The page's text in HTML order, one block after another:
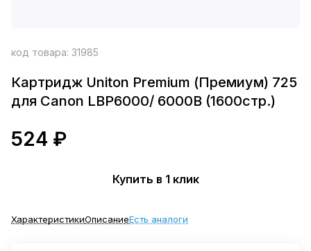
код товара: 31985
Картридж Uniton Premium (Премиум) 725
для Canon LBP6000/ 6000B (1600стр.)
524 ₽
Купить в 1 клик
ХарактеристикиОписаниеЕсть аналоги